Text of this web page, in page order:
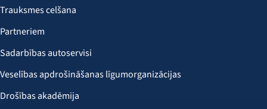
Trauksmes celšana
Partneriem
Sadarbības autoservisi
Veselības apdrošināšanas līgumorganizācijas
Drošības akadēmija